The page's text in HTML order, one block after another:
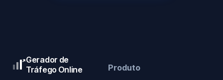
Gerador de
Tráfego Online
Produto